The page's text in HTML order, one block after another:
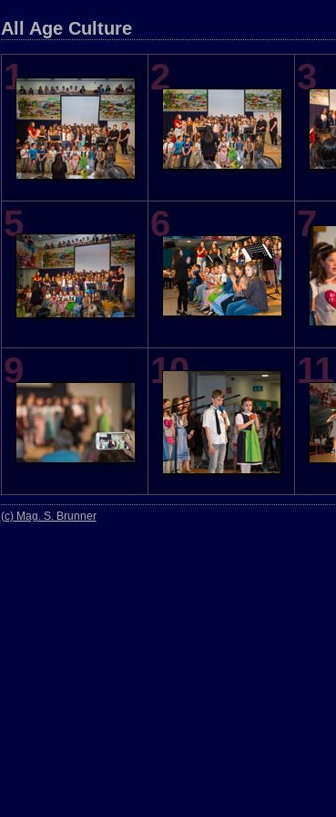
All Age Culture
1 2 3
5 6 7
9 10 11
(c) Mag. S. Brunner